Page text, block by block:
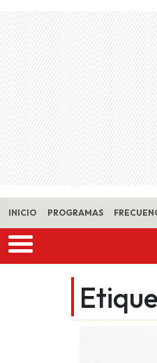
Skip to main content
INICIO PROGRAMAS